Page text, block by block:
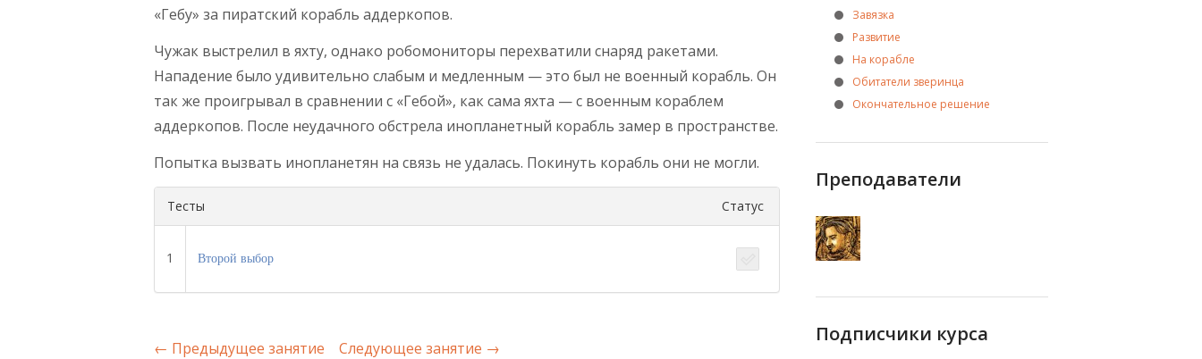
«Гебу» за пиратский корабль аддеркопов.
Чужак выстрелил в яхту, однако робомониторы перехватили снаряд ракетами.
Нападение было удивительно слабым и медленным — это был не военный корабль. Он
так же проигрывал в сравнении с «Гебой», как сама яхта — с военным кораблем
аддеркопов. После неудачного обстрела инопланетный корабль замер в пространстве.
Попытка вызвать инопланетян на связь не удалась. Покинуть корабль они не могли.
Тесты Статус
1 Второй выбор
← Предыдущее занятие Следующее занятие →
Завязка
Развитие
На корабле
Обитатели зверинца
Окончательное решение
Преподаватели
Подписчики курса